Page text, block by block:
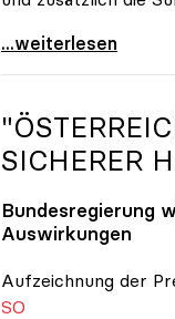
#UnisRetten
...weiterlesen
SICHERER
Bundesregierung
Auswirkungen
Aufzeichnung der
SO